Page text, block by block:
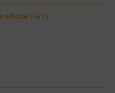
Rhône (H/F)